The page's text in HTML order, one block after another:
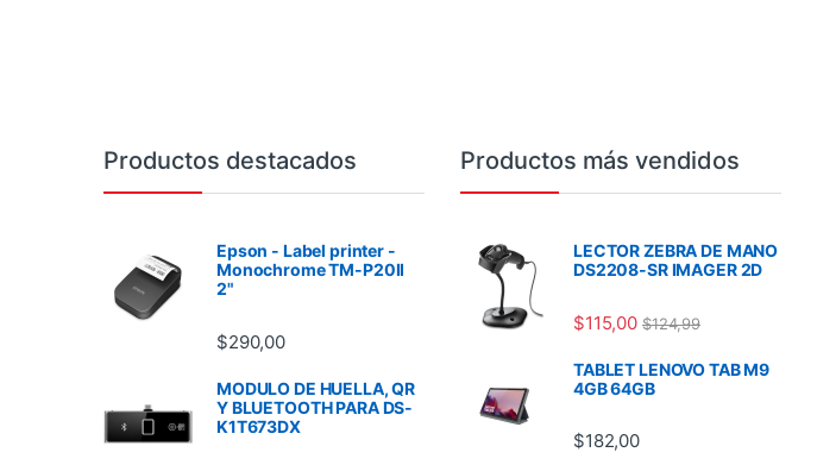
Brands Carousel
Productos destacados
Epson - Label printer -
Monochrome TM-P20II
2"
$290,00
MODULO DE HUELLA, QR
Y BLUETOOTH PARA DS-
K1T673DX
Productos más vendidos
LECTOR ZEBRA DE MANO
DS2208-SR IMAGER 2D
$115,00 $124,99
TABLET LENOVO TAB M9
4GB 64GB
$182,00